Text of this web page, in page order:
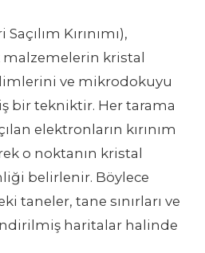
Kırınımı),
kristal
ve mikrodokuyu
bir tekniktir. Her tarama
elektronların kırınım
o noktanın kristal
belirlenir. Böylece
taneler, tane sınırları ve
haritalar halinde